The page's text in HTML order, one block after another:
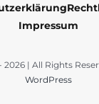
Impressum
2026 | All Rights
WordPress